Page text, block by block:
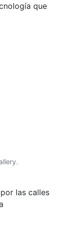
que
las calles